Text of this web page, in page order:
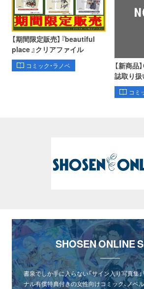
【期間限定販売】『beautiful
place 』クリアファイル
コミック・ラノベ
【新商品
誌取り
コミ
SHOSEN ONLINE
書泉でしか手に入らない「サイン入り写真集」
ナル有償特典付きの女性向けコミック、ノベ